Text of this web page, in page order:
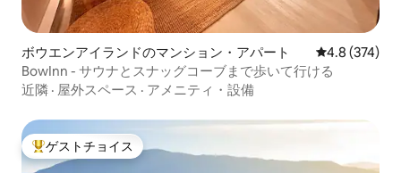
ボウエンアイランドのマンション・アパート レビュー374
4.8 (374)
BowInn - サウナとスナッグコーブまで歩いて行ける
近隣 · 屋外スペース · アメニティ・設備
大好評のゲストチョイスです。
ゲストチョイス